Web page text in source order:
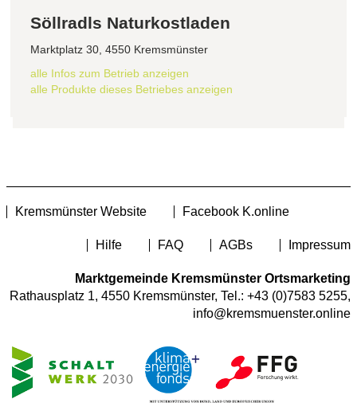
Söllradls Naturkostladen
Marktplatz 30, 4550 Kremsmünster
alle Infos zum Betrieb anzeigen
alle Produkte dieses Betriebes anzeigen
Kremsmünster Website Facebook K.online
Hilfe FAQ AGBs Impressum
Marktgemeinde Kremsmünster Ortsmarketing
Rathausplatz 1, 4550 Kremsmünster, Tel.: +43 (0)7583 5255,
info@kremsmuenster.online